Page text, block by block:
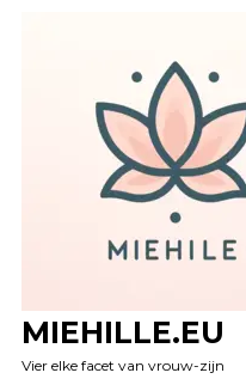
MIEHILLE.EU
Vier elke facet van vrouw-zijn